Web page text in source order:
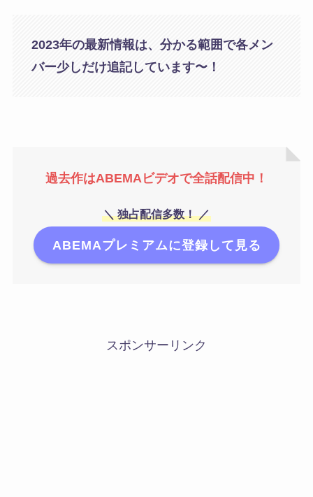
2023年の最新情報は、分かる範囲で各メン
バー少しだけ追記しています〜！
過去作はABEMAビデオで全話配信中！
＼ 独占配信多数！ ／
ABEMAプレミアムに登録して見る
スポンサーリンク